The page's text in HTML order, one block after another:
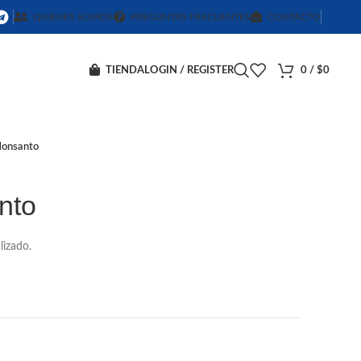
QUIENES SOMOS PREGUNTAS FRECUENTES CONTACTO
TIENDA LOGIN / REGISTER 0 / $0